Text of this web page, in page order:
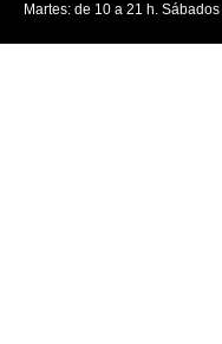
Martes: de 10 a 21 h.